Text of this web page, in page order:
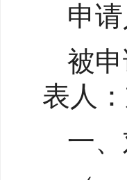
申
被
表人
一